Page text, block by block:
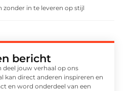
zonder in te leveren op stijl
bericht
deel jouw verhaal op ons
kan direct anderen inspireren en
en word onderdeel van een